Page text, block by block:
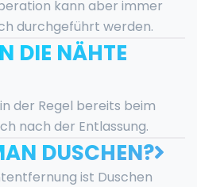
kann aber immer
durchgeführt werden.
DIE NÄHTE
der Regel bereits beim
nach der Entlassung.
DUSCHEN?
ist Duschen